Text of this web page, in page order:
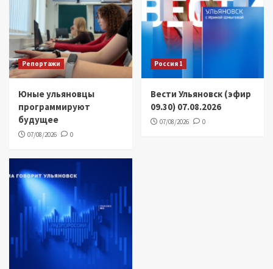
Репортажи
Юные ульяновцы
программируют
будущее
07/08/2026 0
Россия 1
Вести Ульяновск (эфир
09.30) 07.08.2026
07/08/2026 0